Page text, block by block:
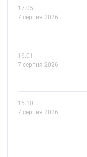
17.05
7 серпня 2026
16.01
7 серпня 2026
15.10
7 серпня 2026